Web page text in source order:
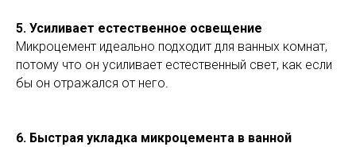
5. Усиливает естественное освещение
Микроцемент идеально подходит для ванных комнат,
потому что он усиливает естественный свет, как если
бы он отражался от него.
6. Быстрая укладка микроцемента в ванной